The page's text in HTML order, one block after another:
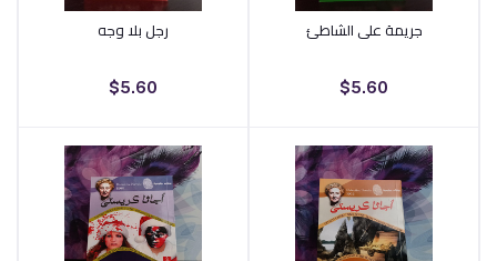
أضف إلى السلة
جريمة على الشاطئ
$5.60
أضف إلى السلة
رجل بلا وجه
$5.60